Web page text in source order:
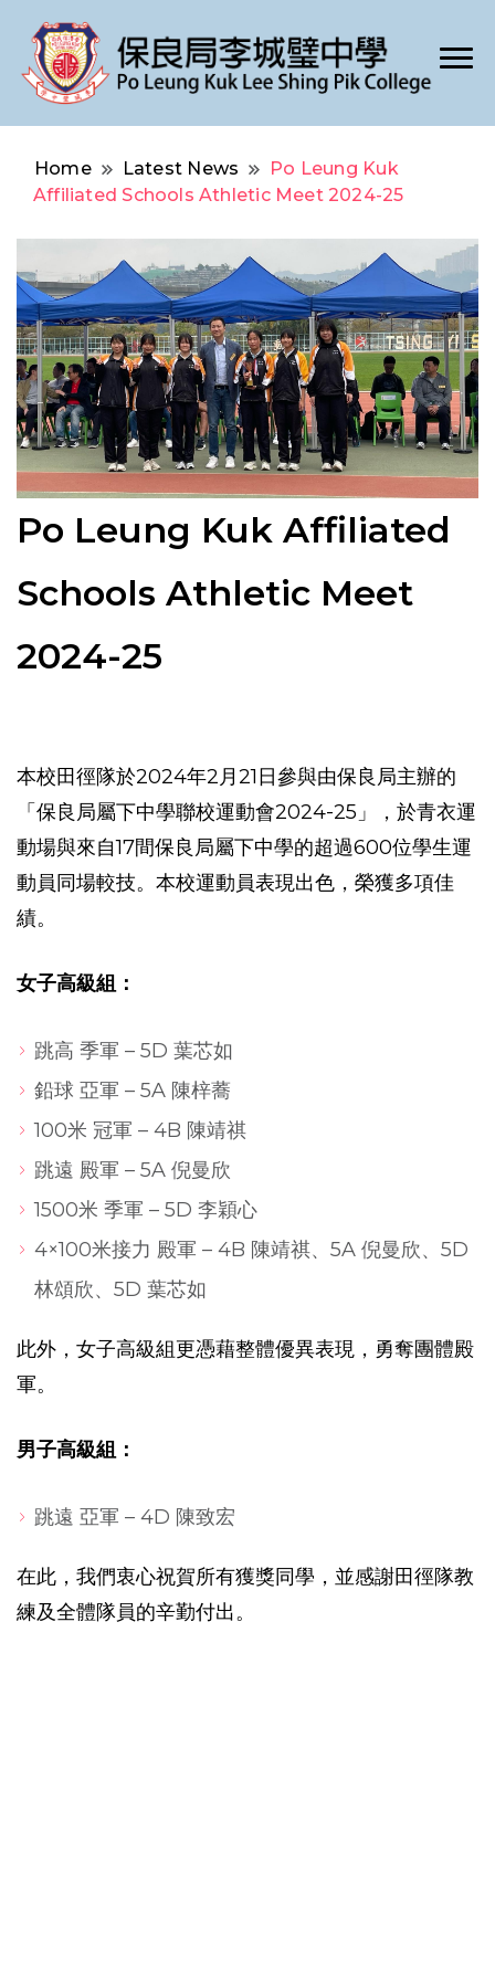
Po Leung Kuk Lee Shing Pik College
Home Latest News
Po Leung Kuk
Affiliated Schools Athletic Meet 2024-25
Po Leung Kuk Affiliated
Schools Athletic Meet
2024-25
本校田徑隊於2024年2月21日參與由保良局主辦的
「保良局屬下中學聯校運動會2024-25」，於青衣運
動場與來自17間保良局屬下中學的超過600位學生運
動員同場較技。本校運動員表現出色，榮獲多項佳
績。
女子高級組：
跳高 季軍 – 5D 葉芯如
鉛球 亞軍 – 5A 陳梓蕎
100米 冠軍 – 4B 陳靖祺
跳遠 殿軍 – 5A 倪曼欣
1500米 季軍 – 5D 李穎心
4×100米接力 殿軍 – 4B 陳靖祺、5A 倪曼欣、5D
林頌欣、5D 葉芯如
此外，女子高級組更憑藉整體優異表現，勇奪團體殿
軍。
男子高級組：
跳遠 亞軍 – 4D 陳致宏
在此，我們衷心祝賀所有獲獎同學，並感謝田徑隊教
練及全體隊員的辛勤付出。